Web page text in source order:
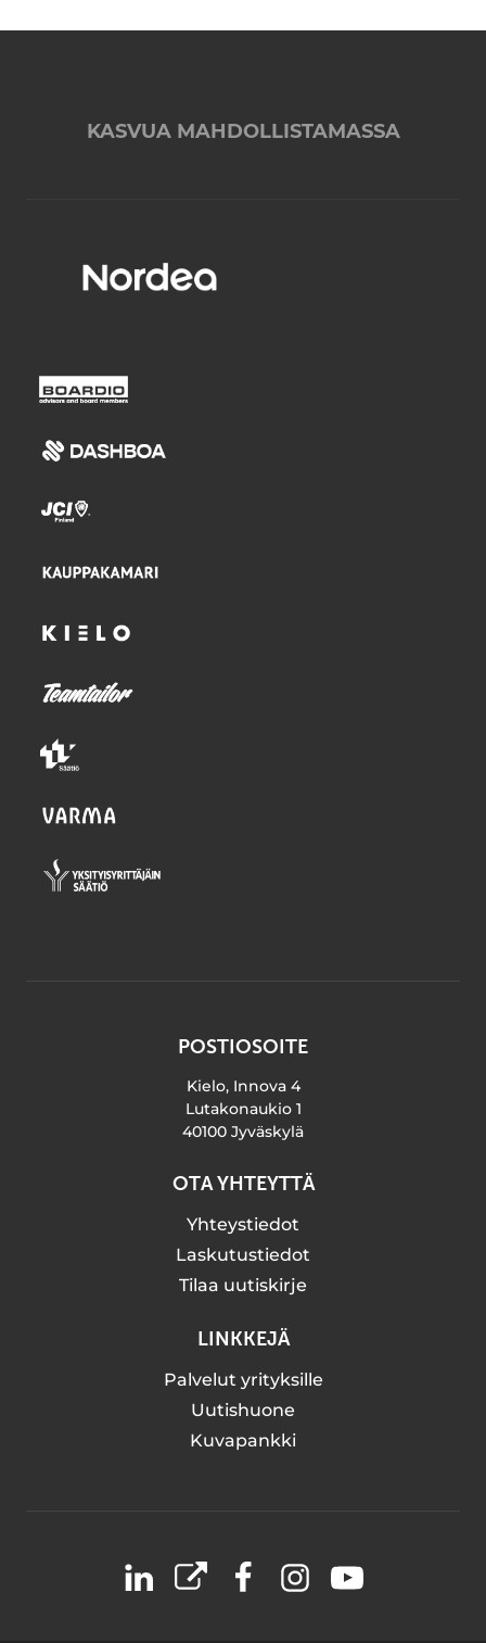
KASVUA MAHDOLLISTAMASSA
POSTIOSOITE
Kielo, Innova 4
Lutakonaukio 1
40100 Jyväskylä
OTA YHTEYTTÄ
Yhteystiedot
Laskutustiedot
Tilaa uutiskirje
LINKKEJÄ
Palvelut yrityksille
Uutishuone
Kuvapankki
LinkedIn
X FacebookInstagramYouTube